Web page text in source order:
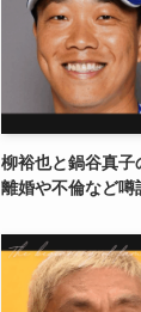
柳裕也と鍋谷真子
離婚や不倫など噂